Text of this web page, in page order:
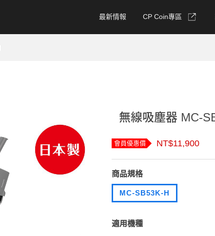
最新情報 CP Coin專區
無線吸塵器 MC-
會員優惠價 NT$11,900
商品規格
MC-SB53K-H
適用機種